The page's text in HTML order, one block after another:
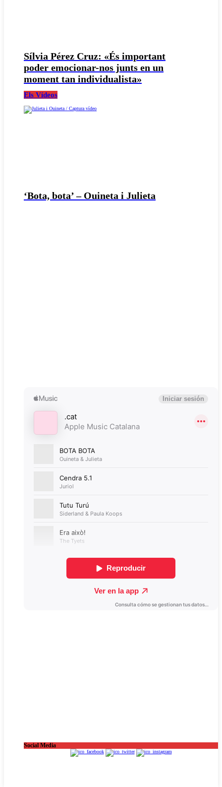
Sílvia Pérez Cruz: «És important
poder emocionar-nos junts en un
moment tan individualista»
Els Vídeos
‘Bota, bota’ – Ouineta i Julieta
Social Media